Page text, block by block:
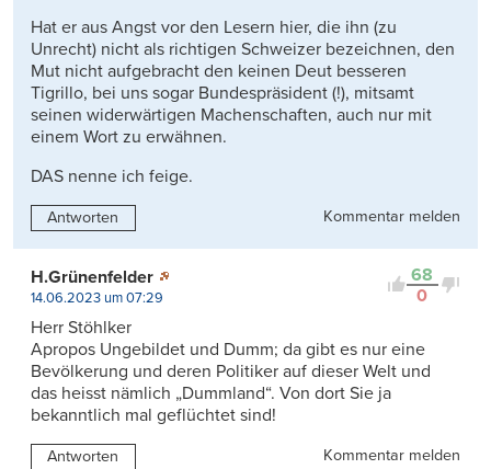
Hat er aus Angst vor den Lesern hier, die ihn (zu
Unrecht) nicht als richtigen Schweizer bezeichnen, den
Mut nicht aufgebracht den keinen Deut besseren
Tigrillo, bei uns sogar Bundespräsident (!), mitsamt
seinen widerwärtigen Machenschaften, auch nur mit
einem Wort zu erwähnen.
DAS nenne ich feige.
Antworten Kommentar melden
68
0
H.Grünenfelder
14.06.2023 um 07:29
Herr Stöhlker
Apropos Ungebildet und Dumm; da gibt es nur eine
Bevölkerung und deren Politiker auf dieser Welt und
das heisst nämlich „Dummland“. Von dort Sie ja
bekanntlich mal geflüchtet sind!
Antworten Kommentar melden